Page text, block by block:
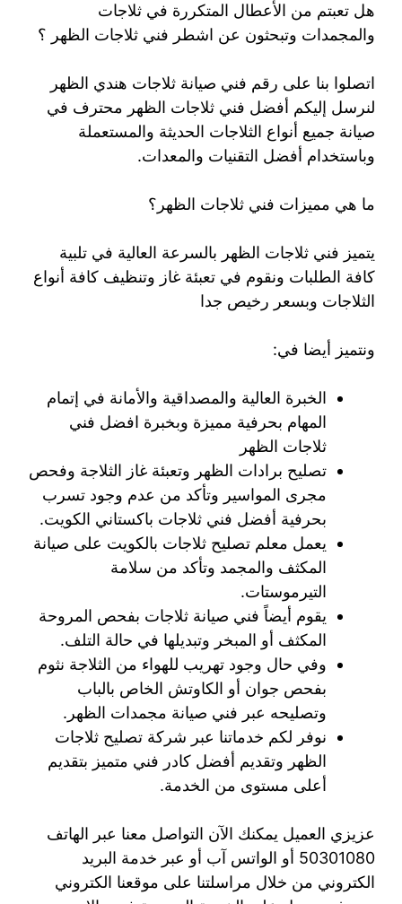
هل تعبتم من الأعطال المتكررة في ثلاجات
والمجمدات وتبحثون عن اشطر فني ثلاجات الظهر ؟
اتصلوا بنا على رقم فني صيانة ثلاجات هندي الظهر
لنرسل إليكم أفضل فني ثلاجات الظهر محترف في
صيانة جميع أنواع الثلاجات الحديثة والمستعملة
وباستخدام أفضل التقنيات والمعدات.
ما هي مميزات فني ثلاجات الظهر؟
يتميز فني ثلاجات الظهر بالسرعة العالية في تلبية
كافة الطلبات ونقوم في تعبئة غاز وتنظيف كافة أنواع
الثلاجات وبسعر رخيص جدا
ونتميز أيضا في:
الخبرة العالية والمصداقية والأمانة في إتمام
المهام بحرفية مميزة وبخبرة افضل فني
ثلاجات الظهر
تصليح برادات الظهر وتعبئة غاز الثلاجة وفحص
مجرى المواسير وتأكد من عدم وجود تسرب
بحرفية أفضل فني ثلاجات باكستاني الكويت.
يعمل معلم تصليح ثلاجات بالكويت على صيانة
المكثف والمجمد وتأكد من سلامة
التيرموستات.
يقوم أيضاً فني صيانة ثلاجات بفحص المروحة
المكثف أو المبخر وتبديلها في حالة التلف.
وفي حال وجود تهريب للهواء من الثلاجة نثوم
بفحص جوان أو الكاوتش الخاص بالباب
وتصليحه عبر فني صيانة مجمدات الظهر.
نوفر لكم خدماتنا عبر شركة تصليح ثلاجات
الظهر وتقديم أفضل كادر فني متميز بتقديم
أعلى مستوى من الخدمة.
عزيزي العميل يمكنك الآن التواصل معنا عبر الهاتف
50301080 أو الواتس آب أو عبر خدمة البريد
الكتروني من خلال مراسلتنا على موقعنا الكتروني